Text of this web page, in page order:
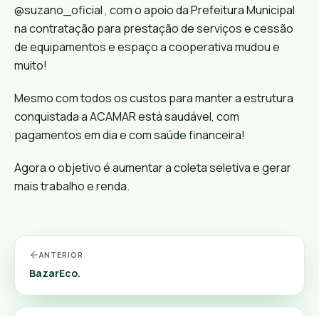
@suzano_oficial , com o apoio da Prefeitura Municipal
na contratação para prestação de serviços e cessão
de equipamentos e espaço a cooperativa mudou e
muito!
Mesmo com todos os custos para manter a estrutura
conquistada a ACAMAR está saudável, com
pagamentos em dia e com saúde financeira!
Agora o objetivo é aumentar a coleta seletiva e gerar
mais trabalho e renda.
ANTERIOR
BazarEco.